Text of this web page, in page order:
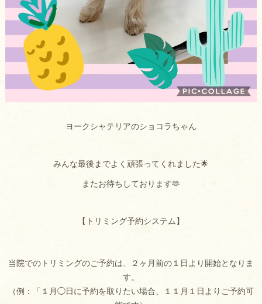
ヨークシャテリアのショコラちゃん
みんな最後までよく頑張ってくれました🌟
またお待ちしております🫶
【トリミング予約システム】
当院でのトリミングのご予約は、２ヶ月前の１日より開始となりま
す。
（例：「１月◯日に予約を取りたい場合、１１月１日よりご予約可